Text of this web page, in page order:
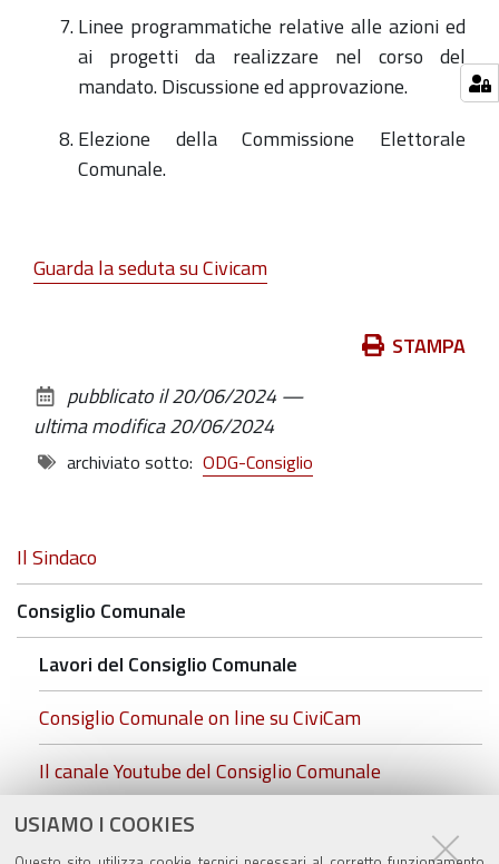
USIAMO I COOKIES
Linee programmatiche relative alle azioni ed
ai progetti da realizzare nel corso del
mandato. Discussione ed approvazione.
Elezione della Commissione Elettorale
Comunale.
Guarda la seduta su Civicam
documento
STAMPA
pubblicato il20/06/2024—
ultima modifica20/06/2024
archiviato sotto: ODG-Consiglio
Navigazione
Il Sindaco
Consiglio Comunale
Lavori del Consiglio Comunale
Consiglio Comunale on line su CiviCam
Il canale Youtube del Consiglio Comunale
cc.foto insediamento.rgb.jpg